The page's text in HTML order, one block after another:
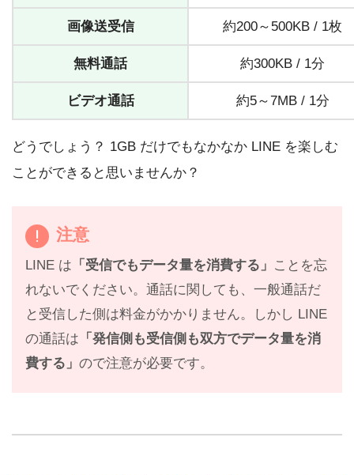
画像送受信 約200～500KB / 1枚
無料通話 約300KB / 1分
ビデオ通話 約5～7MB / 1分
どうでしょう？ 1GB だけでもなかなか LINE を楽しむ
ことができると思いませんか？
注意
LINE は 「受信でもデータ量を消費する」 ことを忘
れないでください。通話に関しても、一般通話だ
と受信した側は料金がかかりません。しかし LINE
の通話は 「発信側も受信側も双方でデータ量を消
費する」ので注意が必要です。